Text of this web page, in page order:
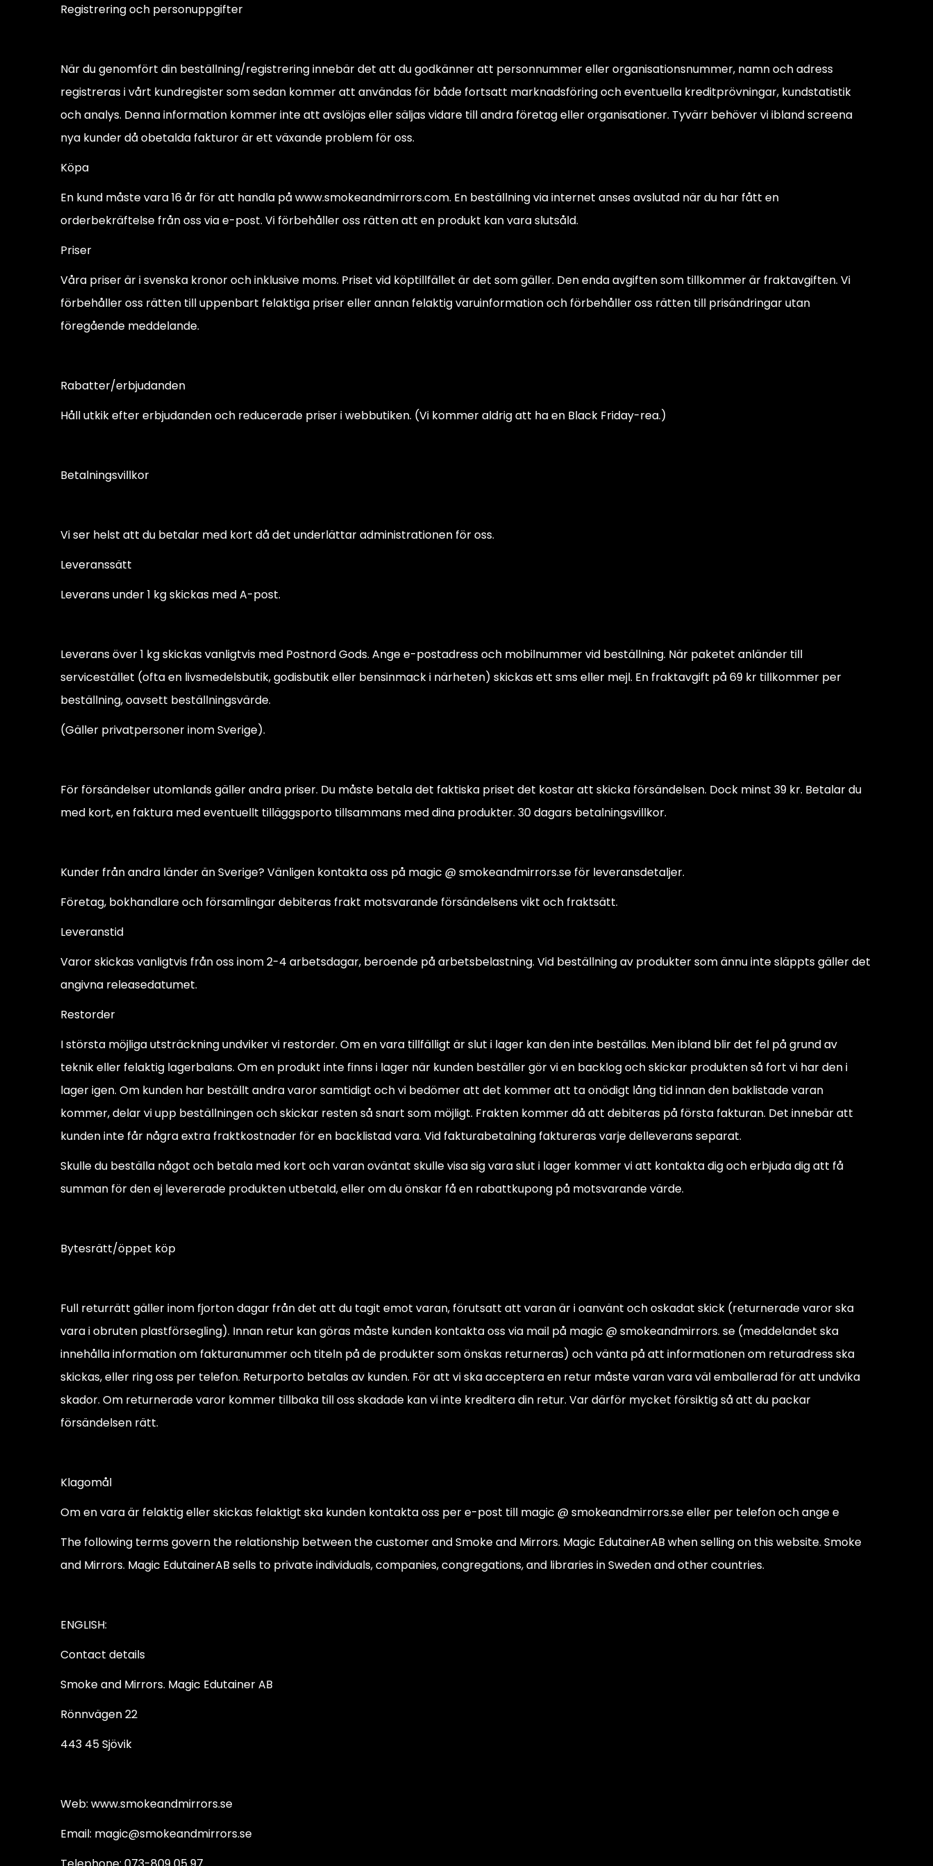
Registrering och personuppgifter
När du genomfört din beställning/registrering innebär det att du godkänner att personnummer eller organisationsnummer, namn och adress
registreras i vårt kundregister som sedan kommer att användas för både fortsatt marknadsföring och eventuella kreditprövningar, kundstatistik
och analys. Denna information kommer inte att avslöjas eller säljas vidare till andra företag eller organisationer. Tyvärr behöver vi ibland screena
nya kunder då obetalda fakturor är ett växande problem för oss.
Köpa
En kund måste vara 16 år för att handla på www.smokeandmirrors.com. En beställning via internet anses avslutad när du har fått en
orderbekräftelse från oss via e-post. Vi förbehåller oss rätten att en produkt kan vara slutsåld.
Priser
Våra priser är i svenska kronor och inklusive moms. Priset vid köptillfället är det som gäller. Den enda avgiften som tillkommer är fraktavgiften. Vi
förbehåller oss rätten till uppenbart felaktiga priser eller annan felaktig varuinformation och förbehåller oss rätten till prisändringar utan
föregående meddelande.
Rabatter/erbjudanden
Håll utkik efter erbjudanden och reducerade priser i webbutiken. (Vi kommer aldrig att ha en Black Friday-rea.)
Betalningsvillkor
Vi ser helst att du betalar med kort då det underlättar administrationen för oss.
Leveranssätt
Leverans under 1 kg skickas med A-post.
Leverans över 1 kg skickas vanligtvis med Postnord Gods. Ange e-postadress och mobilnummer vid beställning. När paketet anländer till
servicestället (ofta en livsmedelsbutik, godisbutik eller bensinmack i närheten) skickas ett sms eller mejl. En fraktavgift på 69 kr tillkommer per
beställning, oavsett beställningsvärde.
(Gäller privatpersoner inom Sverige).
För försändelser utomlands gäller andra priser. Du måste betala det faktiska priset det kostar att skicka försändelsen. Dock minst 39 kr. Betalar du
med kort, en faktura med eventuellt tilläggsporto tillsammans med dina produkter. 30 dagars betalningsvillkor.
Kunder från andra länder än Sverige? Vänligen kontakta oss på magic @ smokeandmirrors.se för leveransdetaljer.
Företag, bokhandlare och församlingar debiteras frakt motsvarande försändelsens vikt och fraktsätt.
Leveranstid
Varor skickas vanligtvis från oss inom 2-4 arbetsdagar, beroende på arbetsbelastning. Vid beställning av produkter som ännu inte släppts gäller det
angivna releasedatumet.
Restorder
I största möjliga utsträckning undviker vi restorder. Om en vara tillfälligt är slut i lager kan den inte beställas. Men ibland blir det fel på grund av
teknik eller felaktig lagerbalans. Om en produkt inte finns i lager när kunden beställer gör vi en backlog och skickar produkten så fort vi har den i
lager igen. Om kunden har beställt andra varor samtidigt och vi bedömer att det kommer att ta onödigt lång tid innan den baklistade varan
kommer, delar vi upp beställningen och skickar resten så snart som möjligt. Frakten kommer då att debiteras på första fakturan. Det innebär att
kunden inte får några extra fraktkostnader för en backlistad vara. Vid fakturabetalning faktureras varje delleverans separat.
Skulle du beställa något och betala med kort och varan oväntat skulle visa sig vara slut i lager kommer vi att kontakta dig och erbjuda dig att få
summan för den ej levererade produkten utbetald, eller om du önskar få en rabattkupong på motsvarande värde.
Bytesrätt/öppet köp
Full returrätt gäller inom fjorton dagar från det att du tagit emot varan, förutsatt att varan är i oanvänt och oskadat skick (returnerade varor ska
vara i obruten plastförsegling). Innan retur kan göras måste kunden kontakta oss via mail på magic @ smokeandmirrors. se (meddelandet ska
innehålla information om fakturanummer och titeln på de produkter som önskas returneras) och vänta på att informationen om returadress ska
skickas, eller ring oss per telefon. Returporto betalas av kunden. För att vi ska acceptera en retur måste varan vara väl emballerad för att undvika
skador. Om returnerade varor kommer tillbaka till oss skadade kan vi inte kreditera din retur. Var därför mycket försiktig så att du packar
försändelsen rätt.
Klagomål
Om en vara är felaktig eller skickas felaktigt ska kunden kontakta oss per e-post till magic @ smokeandmirrors.se eller per telefon och ange e
The following terms govern the relationship between the customer and Smoke and Mirrors. Magic EdutainerAB when selling on this website. Smoke
and Mirrors. Magic EdutainerAB sells to private individuals, companies, congregations, and libraries in Sweden and other countries.
ENGLISH:
Contact details
Smoke and Mirrors. Magic Edutainer AB
Rönnvägen 22
443 45 Sjövik
Web: www.smokeandmirrors.se
Email: magic@smokeandmirrors.se